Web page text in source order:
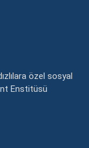
özel sosyal
Enstitüsü